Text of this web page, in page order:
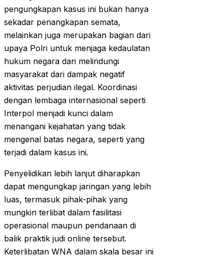
pengungkapan kasus ini bukan hanya
sekadar penangkapan semata,
melainkan juga merupakan bagian dari
upaya Polri untuk menjaga kedaulatan
hukum negara dan melindungi
masyarakat dari dampak negatif
aktivitas perjudian ilegal. Koordinasi
dengan lembaga internasional seperti
Interpol menjadi kunci dalam
menangani kejahatan yang tidak
mengenal batas negara, seperti yang
terjadi dalam kasus ini.
Penyelidikan lebih lanjut diharapkan
dapat mengungkap jaringan yang lebih
luas, termasuk pihak-pihak yang
mungkin terlibat dalam fasilitasi
operasional maupun pendanaan di
balik praktik judi online tersebut.
Keterlibatan WNA dalam skala besar ini